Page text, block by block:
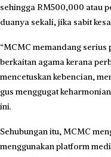
sehingga RM500,000 atau
duanya sekali, jika sabit
“MCMC memandang
berkaitan agama kerana
mencetuskan kebencian,
gus menggugat
ini.
Sehubungan itu, MCMC
menggunakan platform